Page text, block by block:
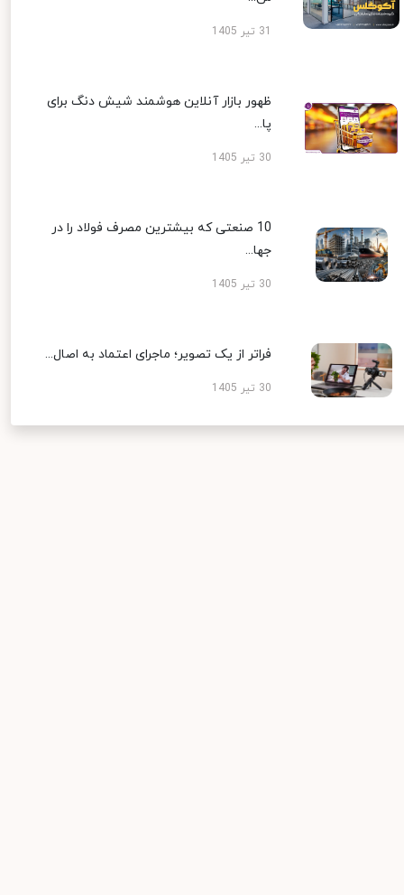
ظهور بازار آنلاین هوشمند شیش دنگ برای
پا...
30 تیر 1405
10 صنعتی که بیشترین مصرف فولاد را در
جها...
30 تیر 1405
فراتر از یک تصویر؛ ماجرای اعتماد به اصال...
30 تیر 1405